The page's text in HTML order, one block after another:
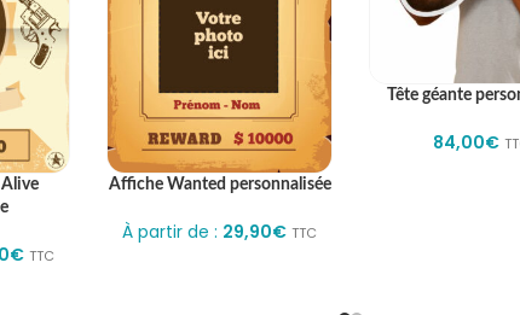
€ TTC
Affiche Wanted personnalisée
À partir de : 29,90€ TTC
Tête géante
84,00€